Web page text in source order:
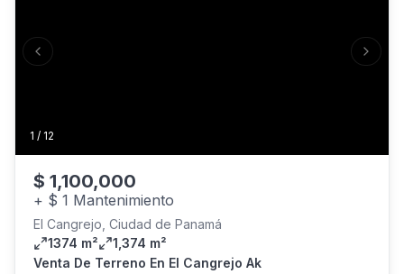
1 / 12
Previous slide Next
$ 1,100,000
+ $ 1 Mantenimiento
El Cangrejo, Ciudad de Panamá
1374 m²
1,374 m²
Venta De Terreno En El Cangrejo Ak